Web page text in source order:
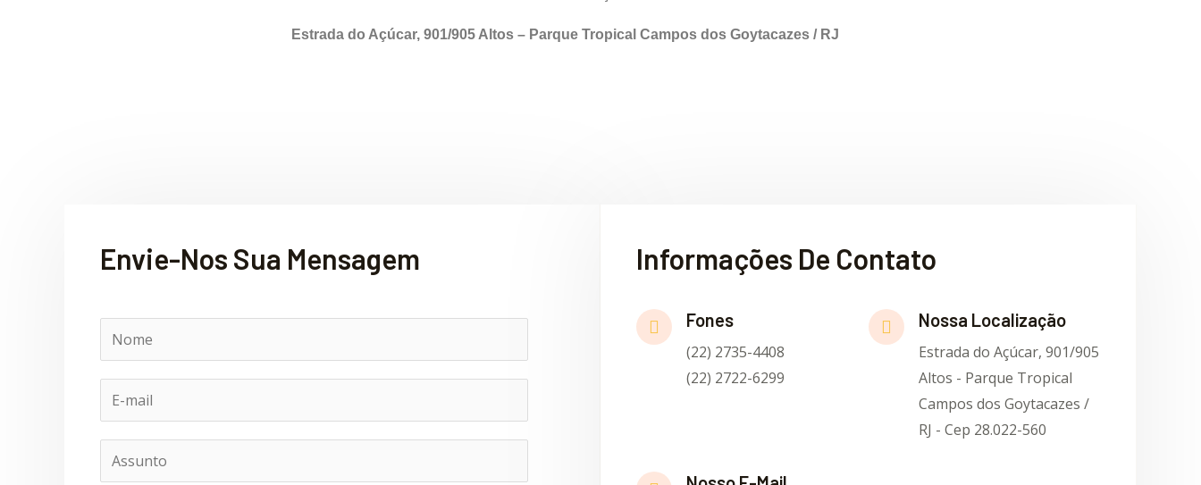
Estrada do Açúcar, 901/905 Altos – Parque Tropical Campos dos Goytacazes / RJ
Envie-Nos Sua Mensagem
o
m
-
m
s
Informações De Contato
Fones
(22) 2735-4408
(22) 2722-6299
Nossa Localização
Estrada do Açúcar, 901/905
Altos - Parque Tropical
Campos dos Goytacazes /
RJ - Cep 28.022-560